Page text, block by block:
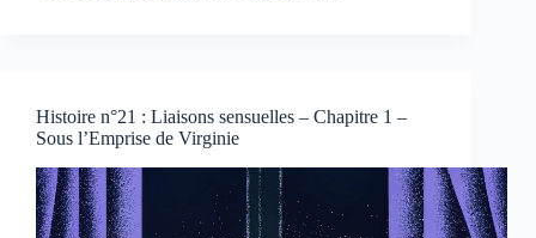
Histoire n°21 : Liaisons sensuelles – Chapitre 1 –
Sous l’Emprise de Virginie